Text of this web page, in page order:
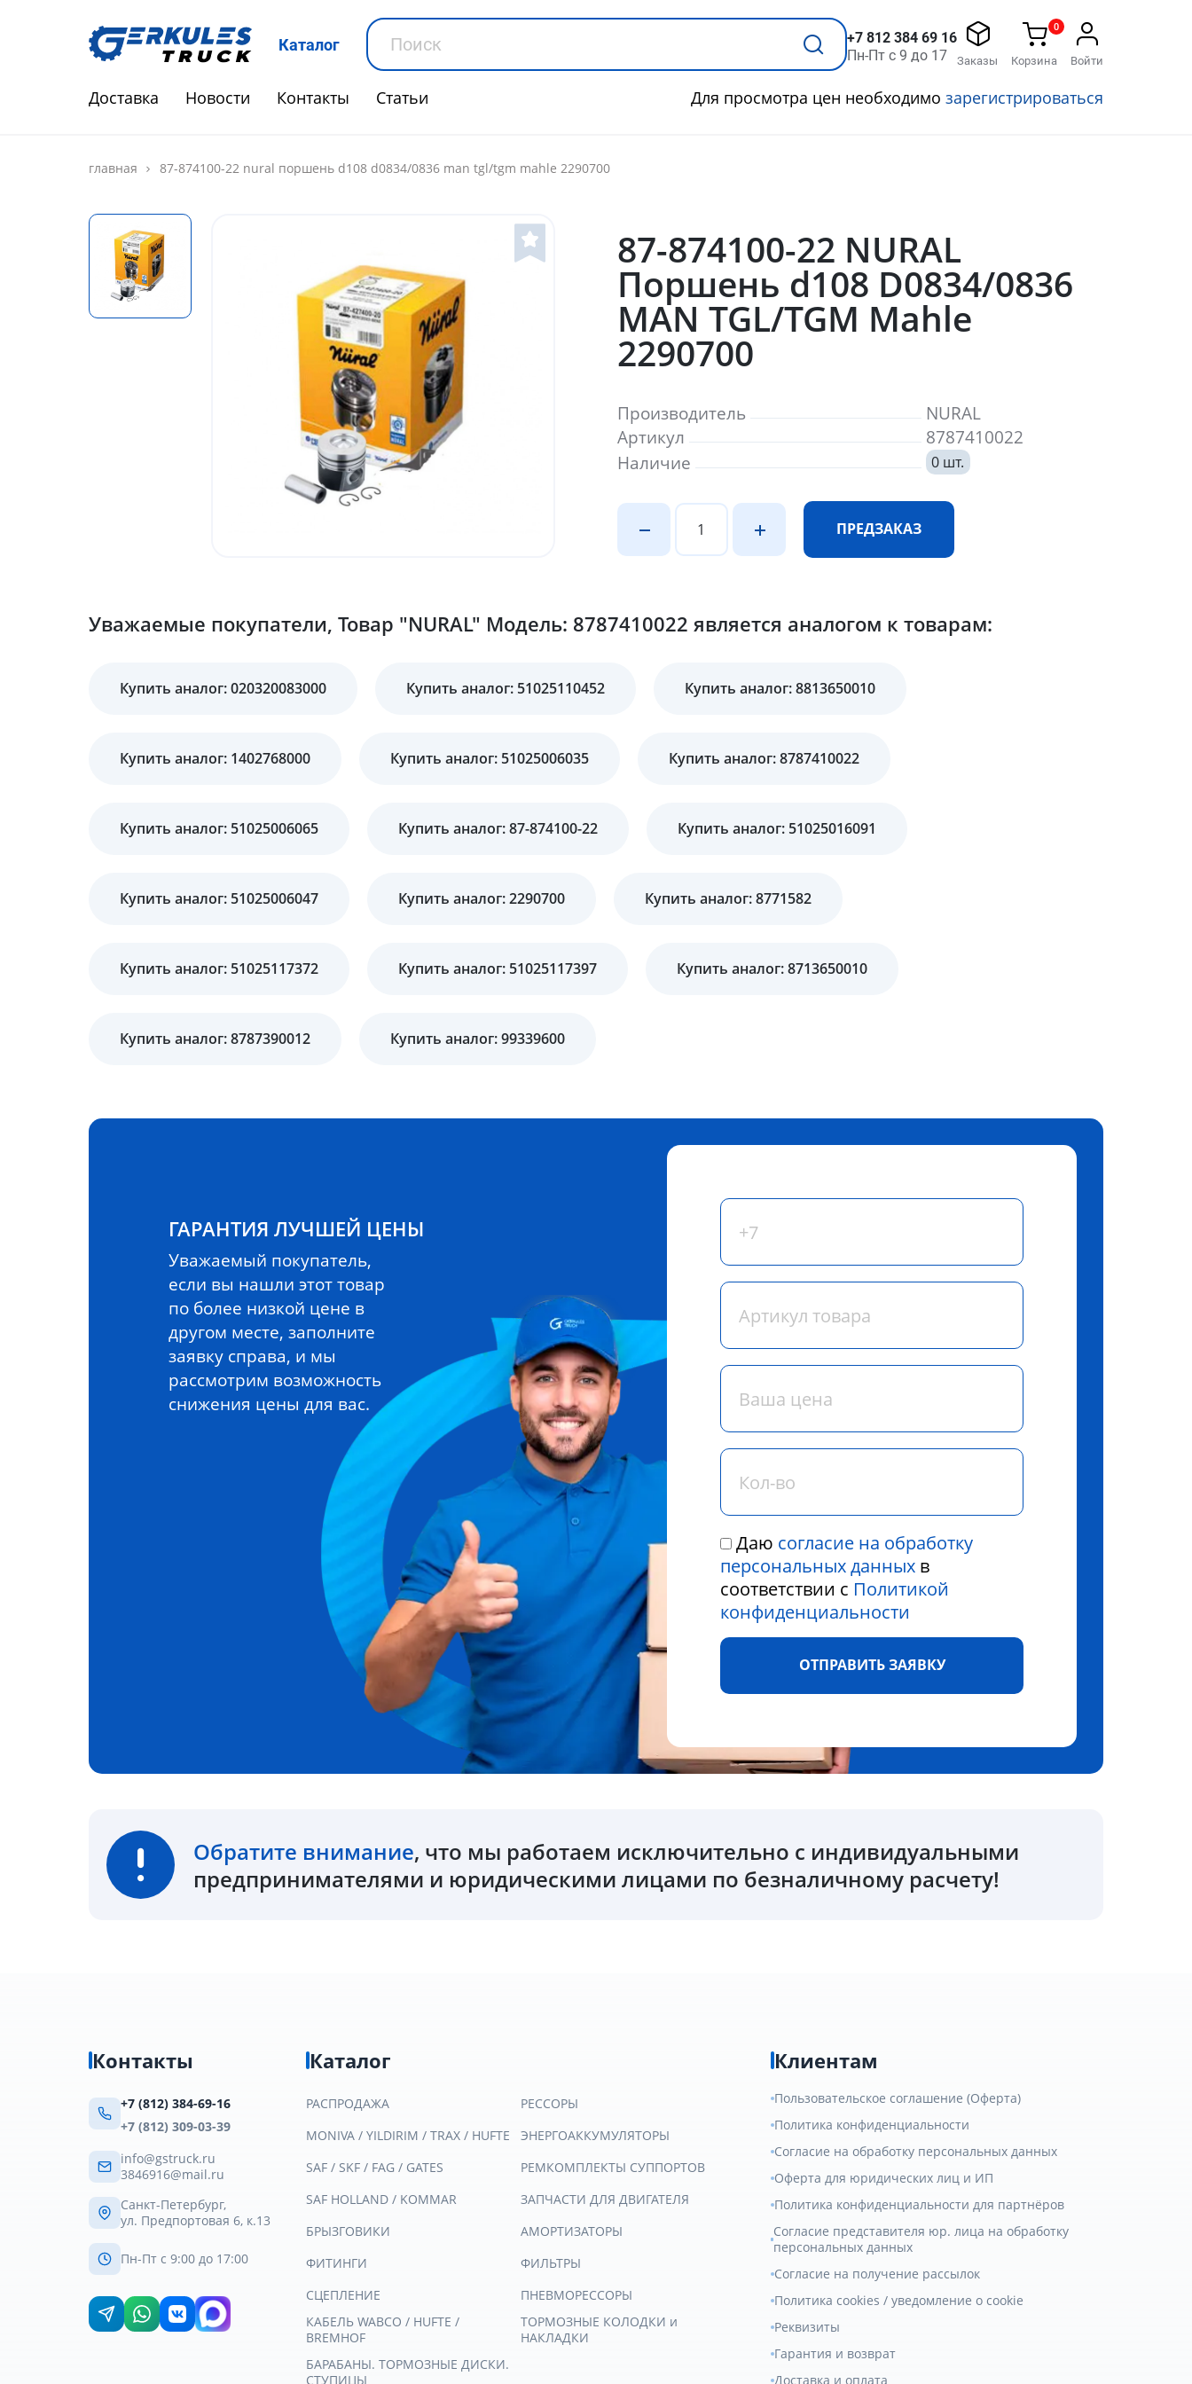
Каталог
+7 812 384 69 16
Пн-Пт с 9 до 17
Заказы
0
Корзина Войти
Доставка Новости Контакты Статьи Для просмотра цен необходимо зарегистрироваться
главная 87-874100-22 nural поршень d108 d0834/0836 man tgl/tgm mahle 2290700
87-874100-22 NURAL
Поршень d108 D0834/0836
MAN TGL/TGM Mahle
2290700
Производитель
NURAL
Артикул
8787410022
Наличие
0 шт.
ПРЕДЗАКАЗ
Уважаемые покупатели, Товар "NURAL" Модель: 8787410022 является аналогом к товарам:
Купить аналог: 020320083000 Купить аналог: 51025110452 Купить аналог: 8813650010
Купить аналог: 1402768000 Купить аналог: 51025006035 Купить аналог: 8787410022
Купить аналог: 51025006065 Купить аналог: 87-874100-22 Купить аналог: 51025016091
Купить аналог: 51025006047 Купить аналог: 2290700 Купить аналог: 8771582
Купить аналог: 51025117372 Купить аналог: 51025117397 Купить аналог: 8713650010
Купить аналог: 8787390012 Купить аналог: 99339600
ГАРАНТИЯ ЛУЧШЕЙ ЦЕНЫ
Уважаемый покупатель,
если вы нашли этот товар
по более низкой цене в
другом месте, заполните
заявку справа, и мы
рассмотрим возможность
снижения цены для вас.
Даю согласие на обработку
персональных данных в
соответствии с Политикой
конфиденциальности
ОТПРАВИТЬ ЗАЯВКУ
Обратите внимание, что мы работаем исключительно с индивидуальными
предпринимателями и юридическими лицами по безналичному расчету!
Контакты
+7 (812) 384-69-16
+7 (812) 309-03-39
info@gstruck.ru
3846916@mail.ru
Санкт-Петербург,
ул. Предпортовая 6, к.13
Пн-Пт с 9:00 до 17:00
Каталог
РАСПРОДАЖА
MONIVA / YILDIRIM / TRAX / HUFTE
SAF / SKF / FAG / GATES
SAF HOLLAND / KOMMAR
БРЫЗГОВИКИ
ФИТИНГИ
СЦЕПЛЕНИЕ
КАБЕЛЬ WABCO / HUFTE /
BREMHOF
БАРАБАНЫ. ТОРМОЗНЫЕ ДИСКИ.
СТУПИЦЫ
РЕССОРЫ
ЭНЕРГОАККУМУЛЯТОРЫ
РЕМКОМПЛЕКТЫ СУППОРТОВ
ЗАПЧАСТИ ДЛЯ ДВИГАТЕЛЯ
АМОРТИЗАТОРЫ
ФИЛЬТРЫ
ПНЕВМОРЕССОРЫ
ТОРМОЗНЫЕ КОЛОДКИ и
НАКЛАДКИ
Клиентам
Пользовательское соглашение (Оферта)
Политика конфиденциальности
Согласие на обработку персональных данных
Оферта для юридических лиц и ИП
Политика конфиденциальности для партнёров
Согласие представителя юр. лица на обработку
персональных данных
Согласие на получение рассылок
Политика cookies / уведомление о cookie
Реквизиты
Гарантия и возврат
Доставка и оплата